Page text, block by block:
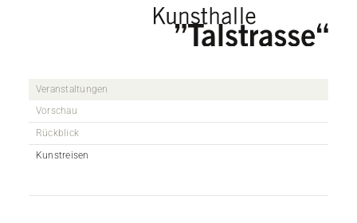
Veranstaltungen
Vorschau
Rückblick
Kunstreisen